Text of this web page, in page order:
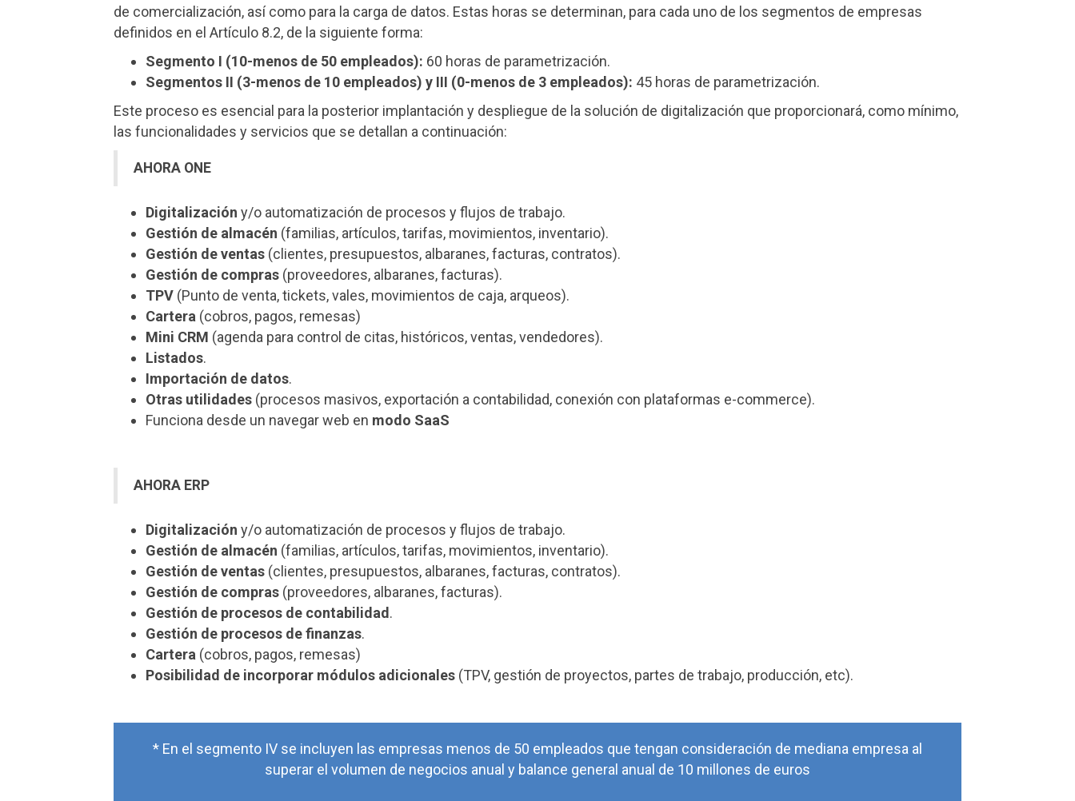
de comercialización, así como para la carga de datos. Estas horas se determinan, para cada uno de los segmentos de empresas
definidos en el Artículo 8.2, de la siguiente forma:
Segmento I (10-menos de 50 empleados): 60 horas de parametrización.
Segmentos II (3-menos de 10 empleados) y III (0-menos de 3 empleados): 45 horas de parametrización.
Este proceso es esencial para la posterior implantación y despliegue de la solución de digitalización que proporcionará, como mínimo,
las funcionalidades y servicios que se detallan a continuación:
AHORA ONE
Digitalización y/o automatización de procesos y flujos de trabajo.
Gestión de almacén (familias, artículos, tarifas, movimientos, inventario).
Gestión de ventas (clientes, presupuestos, albaranes, facturas, contratos).
Gestión de compras (proveedores, albaranes, facturas).
TPV (Punto de venta, tickets, vales, movimientos de caja, arqueos).
Cartera (cobros, pagos, remesas)
Mini CRM (agenda para control de citas, históricos, ventas, vendedores).
Listados.
Importación de datos.
Otras utilidades (procesos masivos, exportación a contabilidad, conexión con plataformas e-commerce).
Funciona desde un navegar web en modo SaaS
AHORA ERP
Digitalización y/o automatización de procesos y flujos de trabajo.
Gestión de almacén (familias, artículos, tarifas, movimientos, inventario).
Gestión de ventas (clientes, presupuestos, albaranes, facturas, contratos).
Gestión de compras (proveedores, albaranes, facturas).
Gestión de procesos de contabilidad.
Gestión de procesos de finanzas.
Cartera (cobros, pagos, remesas)
Posibilidad de incorporar módulos adicionales (TPV, gestión de proyectos, partes de trabajo, producción, etc).
* En el segmento IV se incluyen las empresas menos de 50 empleados que tengan consideración de mediana empresa al
superar el volumen de negocios anual y balance general anual de 10 millones de euros